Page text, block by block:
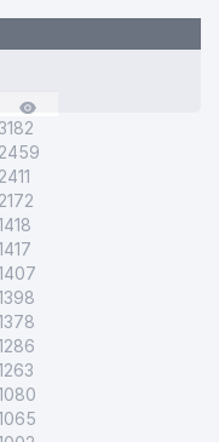
2459
2411
2172